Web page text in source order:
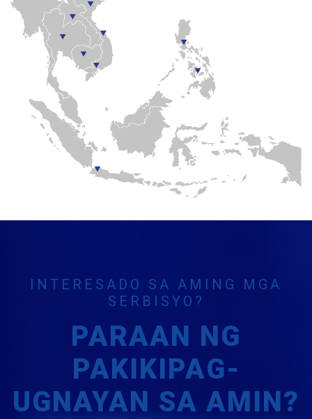
INTERESADO SA AMING MGA
SERBISYO?
PARAAN NG
PAKIKIPAG-
UGNAYAN SA AMIN?